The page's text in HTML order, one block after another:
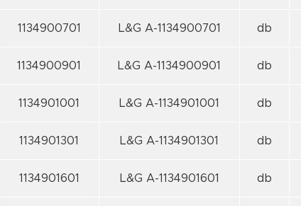
1134900701 L&G A-1134900701 db
1134900901 L&G A-1134900901 db
1134901001 L&G A-1134901001 db
1134901301 L&G A-1134901301 db
1134901601 L&G A-1134901601 db